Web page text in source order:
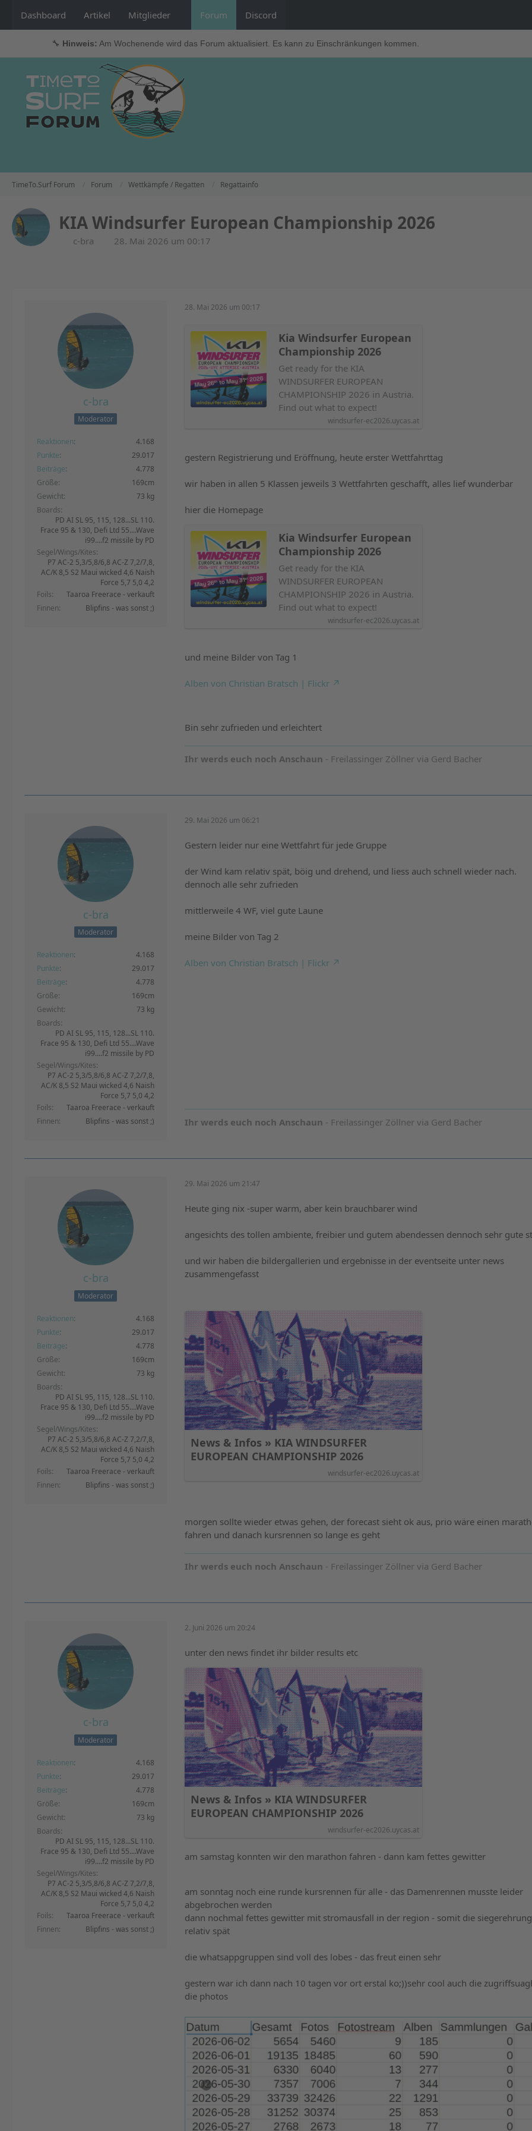
🔧 Hinweis: Am Wochenende wird das Forum aktualisiert. Es kann zu Einschränkungen kommen.
Dashboard Artikel Mitglieder Forum Discord
TimeTo.Surf Forum Forum Wettkämpfe / Regatten Regattainfo
KIA Windsurfer European Championship 2026
c-bra 28. Mai 2026 um 00:17
c-bra
Moderator
Reaktionen
4.168
Punkte
29.017
Beiträge
4.778
Größe
169cm
Gewicht
73 kg
Boards
PD AI SL 95, 115, 128...SL 110.
Frace 95 & 130, Defi Ltd 55....Wave
i99....f2 missile by PD
Segel/Wings/Kites
P7 AC-2 5,3/5,8/6,8 AC-Z 7,2/7,8,
AC/K 8,5 S2 Maui wicked 4,6 Naish
Force 5,7 5,0 4,2
Foils
Taaroa Freerace - verkauft
Finnen
Blipfins - was sonst ;)
28. Mai 2026 um 00:17
Kia Windsurfer European
Championship 2026
Get ready for the KIA
WINDSURFER EUROPEAN
CHAMPIONSHIP 2026 in Austria.
Find out what to expect!
windsurfer-ec2026.uycas.at
gestern Registrierung und Eröffnung, heute erster Wettfahrttag
wir haben in allen 5 Klassen jeweils 3 Wettfahrten geschafft, alles lief wunderbar
hier die Homepage
Kia Windsurfer European
Championship 2026
Get ready for the KIA
WINDSURFER EUROPEAN
CHAMPIONSHIP 2026 in Austria.
Find out what to expect!
windsurfer-ec2026.uycas.at
und meine Bilder von Tag 1
Alben von Christian Bratsch | Flickr
Bin sehr zufrieden und erleichtert
Ihr werds euch noch Anschaun - Freilassinger Zöllner via Gerd Bacher
c-bra
Moderator
Reaktionen
4.168
Punkte
29.017
Beiträge
4.778
Größe
169cm
Gewicht
73 kg
Boards
PD AI SL 95, 115, 128...SL 110.
Frace 95 & 130, Defi Ltd 55....Wave
i99....f2 missile by PD
Segel/Wings/Kites
P7 AC-2 5,3/5,8/6,8 AC-Z 7,2/7,8,
AC/K 8,5 S2 Maui wicked 4,6 Naish
Force 5,7 5,0 4,2
Foils
Taaroa Freerace - verkauft
Finnen
Blipfins - was sonst ;)
29. Mai 2026 um 06:21
Gestern leider nur eine Wettfahrt für jede Gruppe
der Wind kam relativ spät, böig und drehend, und liess auch schnell wieder nach.
dennoch alle sehr zufrieden
mittlerweile 4 WF, viel gute Laune
meine Bilder von Tag 2
Alben von Christian Bratsch | Flickr
Ihr werds euch noch Anschaun - Freilassinger Zöllner via Gerd Bacher
c-bra
Moderator
Reaktionen
4.168
Punkte
29.017
Beiträge
4.778
Größe
169cm
Gewicht
73 kg
Boards
PD AI SL 95, 115, 128...SL 110.
Frace 95 & 130, Defi Ltd 55....Wave
i99....f2 missile by PD
Segel/Wings/Kites
P7 AC-2 5,3/5,8/6,8 AC-Z 7,2/7,8,
AC/K 8,5 S2 Maui wicked 4,6 Naish
Force 5,7 5,0 4,2
Foils
Taaroa Freerace - verkauft
Finnen
Blipfins - was sonst ;)
29. Mai 2026 um 21:47
Heute ging nix -super warm, aber kein brauchbarer wind
angesichts des tollen ambiente, freibier und gutem abendessen dennoch sehr gute
und wir haben die bildergallerien und ergebnisse in der eventseite unter news
zusammengefasst
News & Infos » KIA WINDSURFER
EUROPEAN CHAMPIONSHIP 2026
windsurfer-ec2026.uycas.at
morgen sollte wieder etwas gehen, der forecast sieht ok aus, prio wäre einen
fahren und danach kursrennen so lange es geht
Ihr werds euch noch Anschaun - Freilassinger Zöllner via Gerd Bacher
c-bra
Moderator
Reaktionen
4.168
Punkte
29.017
Beiträge
4.778
Größe
169cm
Gewicht
73 kg
Boards
PD AI SL 95, 115, 128...SL 110.
Frace 95 & 130, Defi Ltd 55....Wave
i99....f2 missile by PD
Segel/Wings/Kites
P7 AC-2 5,3/5,8/6,8 AC-Z 7,2/7,8,
AC/K 8,5 S2 Maui wicked 4,6 Naish
Force 5,7 5,0 4,2
Foils
Taaroa Freerace - verkauft
Finnen
Blipfins - was sonst ;)
2. Juni 2026 um 20:24
unter den news findet ihr bilder results etc
News & Infos » KIA WINDSURFER
EUROPEAN CHAMPIONSHIP 2026
windsurfer-ec2026.uycas.at
am samstag konnten wir den marathon fahren - dann kam fettes gewitter
am sonntag noch eine runde kursrennen für alle - das Damenrennen musste leider
abgebrochen werden
dann nochmal fettes gewitter mit stromausfall in der region - somit die
relativ spät
die whatsappgruppen sind voll des lobes - das freut einen sehr
gestern war ich dann nach 10 tagen vor ort erstal ko;))sehr cool auch die
die photos